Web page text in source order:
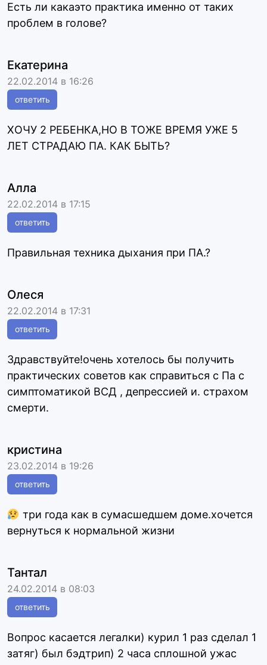
Есть ли какаэто практика именно от таких
проблем в голове?
Екатерина
22.02.2014 в 16:26
ответить
ХОЧУ 2 РЕБЕНКА,НО В ТОЖЕ ВРЕМЯ УЖЕ 5
ЛЕТ СТРАДАЮ ПА. КАК БЫТЬ?
Алла
22.02.2014 в 17:15
ответить
Правильная техника дыхания при ПА.?
Олеся
22.02.2014 в 17:31
ответить
Здравствуйте!очень хотелось бы получить
практических советов как справиться с Па с
симптоматикой ВСД , депрессией и. страхом
смерти.
кристина
23.02.2014 в 19:26
ответить
три года как в сумасшедшем доме.хочется
вернуться к нормальной жизни
Тантал
24.02.2014 в 08:03
ответить
Вопрос касается легалки) курил 1 раз сделал 1
затяг) был бэдтрип) 2 часа сплошной ужас